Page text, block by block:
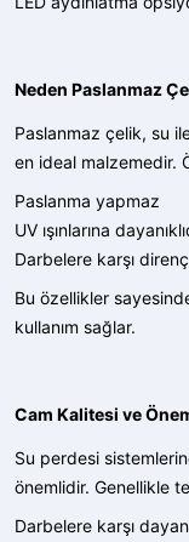
Neden Paslanmaz
Paslanmaz çelik, su
en ideal malzemedir.
Paslanma yapmaz
UV ışınlarına
Darbelere karşı
Bu özellikler
kullanım sağlar.
Cam Kalitesi ve
Su perdesi
önemlidir. Genellikle
Darbelere karşı